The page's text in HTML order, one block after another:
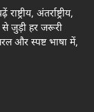
अंतर्राष्ट्रीय,
से जुड़ी हर जरूरी
और स्पष्ट भाषा में,